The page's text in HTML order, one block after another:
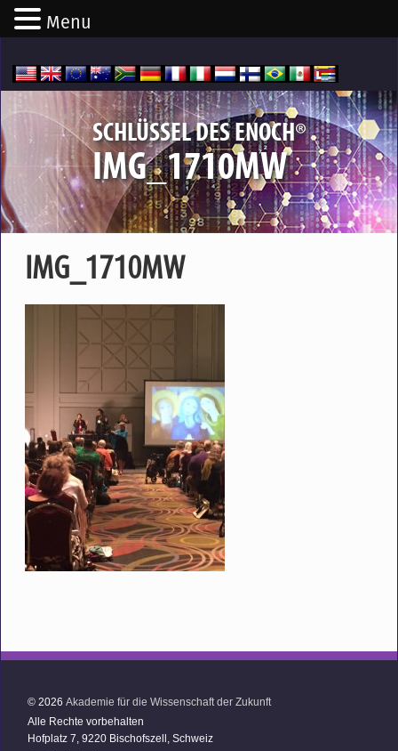
SCHLÜSSEL DES ENOCH®
IMG_1710MW
IMG_1710MW
© 2026 Akademie für die Wissenschaft der Zukunft
Alle Rechte vorbehalten
Hofplatz 7, 9220 Bischofszell, Schweiz
Menu